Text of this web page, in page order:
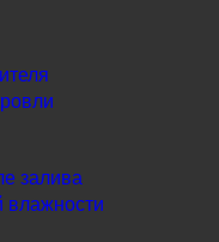
залива
влажности